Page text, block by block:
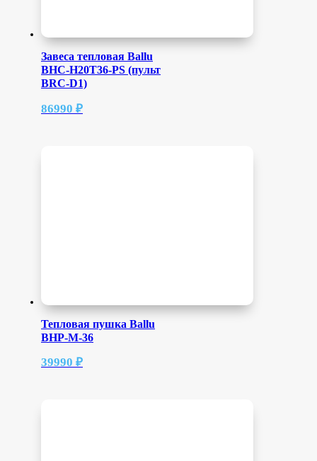
Завеса тепловая Ballu
BHC-H20T36-PS (пульт
BRC-D1)
86990 ₽
Тепловая пушка Ballu
BHP-M-36
39990 ₽